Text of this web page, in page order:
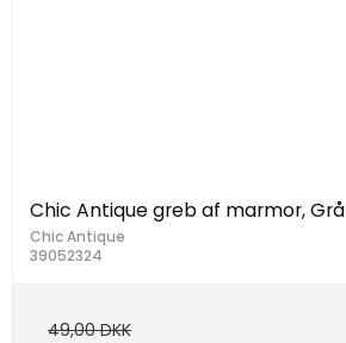
Chic Antique greb af marmor, Grå
Chic Antique
39052324
49,00 DKK